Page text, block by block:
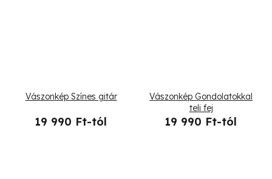
Vászonkép Színes gitár
19 990 Ft-tól
Vászonkép Gondolatokkal
teli fej
19 990 Ft-tól